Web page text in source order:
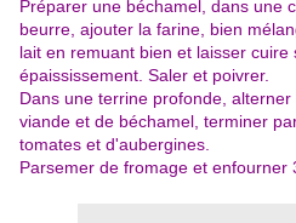
Préparer une béchamel, dans une
beurre, ajouter la farine, bien
lait en remuant bien et laisser
épaississement. Saler et poivrer.
Dans une terrine profonde,
viande et de béchamel, terminer
tomates et d'aubergines.
Parsemer de fromage et enfourner